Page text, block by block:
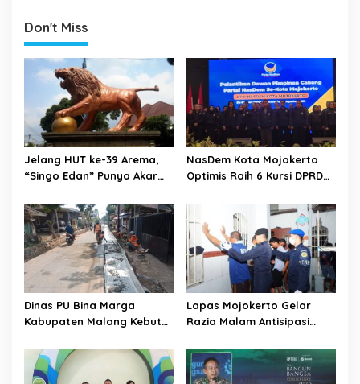
v
i
g
t
i
o
n
Don't Miss
Jelang HUT ke-39 Arema,
“Singo Edan” Punya Akar
Julukan
NasDem Kota Mojokerto
Optimis Raih 6 Kursi DPRD
Pengurus DPC
Dinas PU Bina Marga
Kabupaten Malang Kebut
Wijaya Kepanjen
Lapas Mojokerto Gelar
Razia Malam Antisipasi